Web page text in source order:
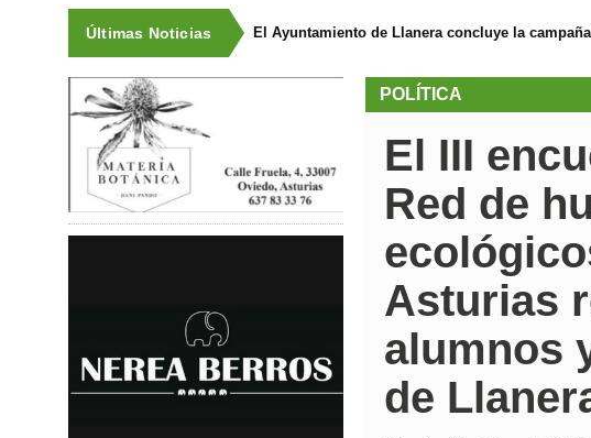
Últimas Noticias El Ayuntamiento de Llanera concluye la
POLÍTICA
El III
Red de
Asturias
alumnos
de